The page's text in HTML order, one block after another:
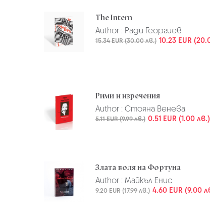
The Intern
Author : Ради Георгиев
15.34 EUR (30.00 лв.) 10.23 EUR
Рими и изречения
Author : Стояна Венева
5.11 EUR (9.99 лв.) 0.51 EUR (1.00 лв.)
Злата воля на Фортуна
Author : Майкъл Енис
9.20 EUR (17.99 лв.) 4.60 EUR (9.00